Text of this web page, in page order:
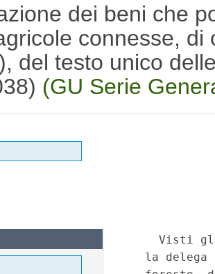
dei beni che
connesse,
del testo unico
(GU Serie